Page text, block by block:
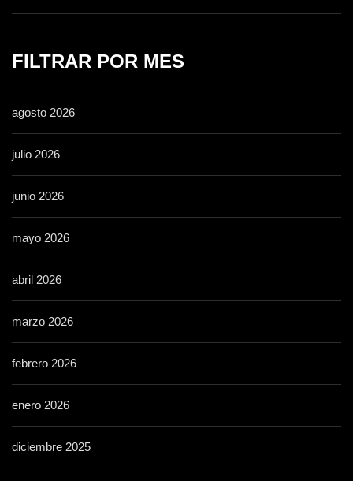
FILTRAR POR MES
agosto 2026
julio 2026
junio 2026
mayo 2026
abril 2026
marzo 2026
febrero 2026
enero 2026
diciembre 2025